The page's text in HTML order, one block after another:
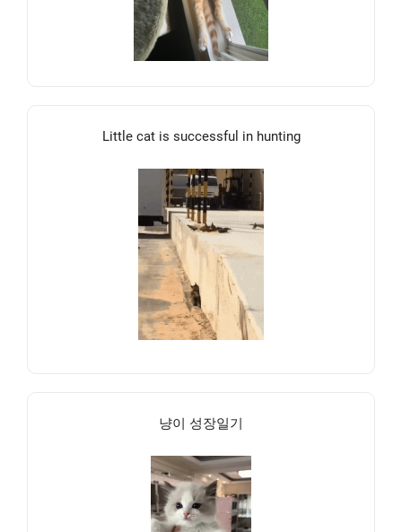
Little cat is successful in hunting
냥이 성장일기